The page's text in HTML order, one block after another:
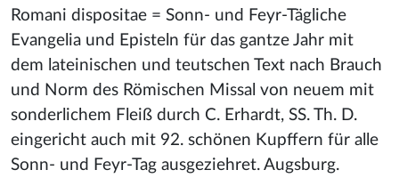
Romani dispositae = Sonn- und Feyr-Tägliche
Evangelia und Episteln für das gantze Jahr mit
dem lateinischen und teutschen Text nach Brauch
und Norm des Römischen Missal von neuem mit
sonderlichem Fleiß durch C. Erhardt, SS. Th. D.
eingericht auch mit 92. schönen Kupffern für alle
Sonn- und Feyr-Tag ausgeziehret. Augsburg.